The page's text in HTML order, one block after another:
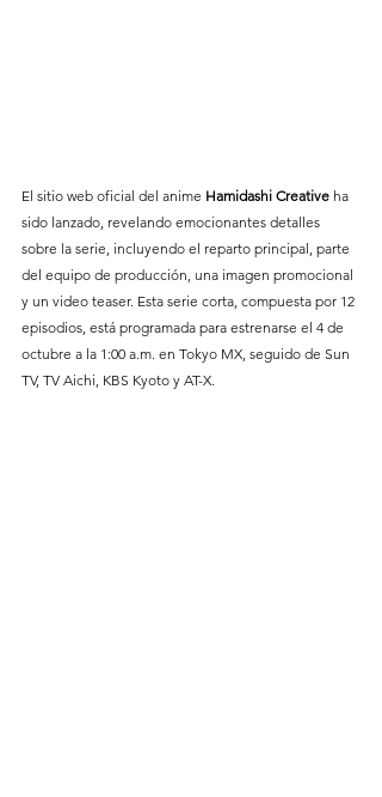
El sitio web oficial del anime Hamidashi Creative ha
sido lanzado, revelando emocionantes detalles
sobre la serie, incluyendo el reparto principal, parte
del equipo de producción, una imagen promocional
y un video teaser. Esta serie corta, compuesta por 12
episodios, está programada para estrenarse el 4 de
octubre a la 1:00 a.m. en Tokyo MX, seguido de Sun
TV, TV Aichi, KBS Kyoto y AT-X.